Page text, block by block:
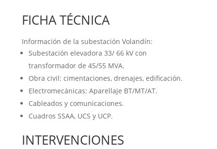
FICHA TÉCNICA
Información de la subestación Volandín:
Subestación elevadora 33/ 66 kV con
transformador de 45/55 MVA.
Obra civil: cimentaciones, drenajes, edificación.
Electromecánicas: Aparellaje BT/MT/AT.
Cableados y comunicaciones.
Cuadros SSAA, UCS y UCP.
INTERVENCIONES